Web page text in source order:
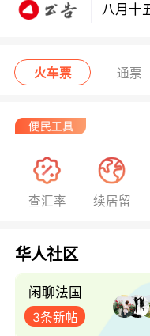
火车票 通票
查汇率 续居留
华人社区
闲聊法国
3条新帖